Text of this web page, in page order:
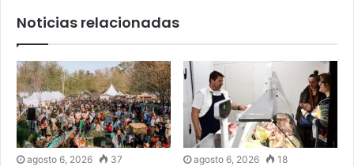
Noticias relacionadas
agosto 6, 2026 37 agosto 6, 2026 18